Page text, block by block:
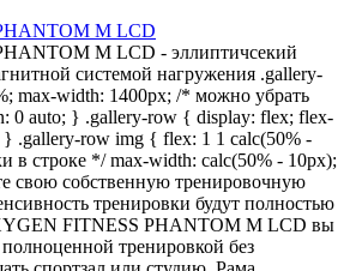
M LCD
M LCD - эллиптичсекий
системой нагружения .gallery-
max-width: 1400px; /* можно убрать
0 auto; } .gallery-row { display: flex; flex-
} .gallery-row img { flex: 1 1 calc(50% -
в строке */ max-width: calc(50% - 10px);
свою собственную тренировочную
тренировки будут полностью
FITNESS PHANTOM M LCD вы
тренировкой без